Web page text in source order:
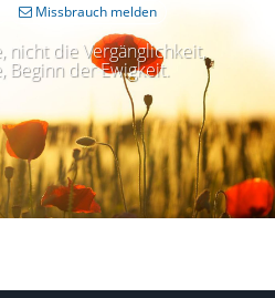
nicht die Vergänglichkeit,
Beginn der Ewigkeit.
Missbrauch melden